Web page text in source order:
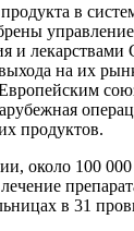
в
и
на их
продуктов.
около 100
в 31